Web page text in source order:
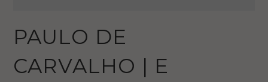
PAULO DE
CARVALHO | E